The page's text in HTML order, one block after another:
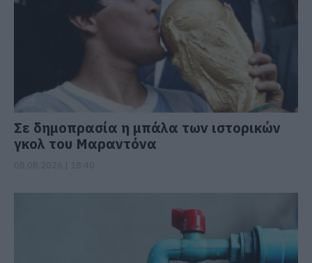
Σε δημοπρασία η μπάλα των ιστορικών
γκολ του Μαραντόνα